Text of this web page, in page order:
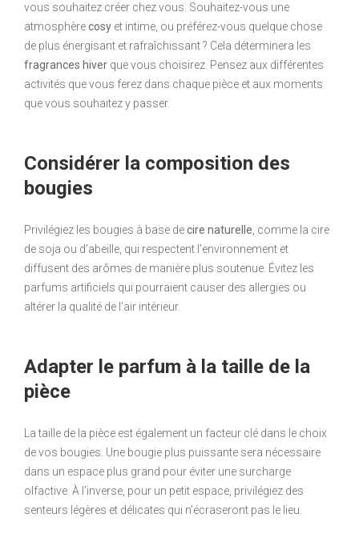
vous souhaitez créer chez vous. Souhaitez-vous une
atmosphèrecosy et intime, ou préférez-vous quelque chose
de plus énergisant et rafraîchissant ? Cela déterminera les
fragrances hiver que vous choisirez. Pensez aux différentes
activités que vous ferez dans chaque pièce et aux moments
que vous souhaitez y passer.
Considérer la composition des
bougies
Privilégiez les bougies à base decire naturelle , comme la cire
de soja ou d’abeille, qui respectent l’environnement et
diffusent des arômes de manière plus soutenue. Évitez les
parfums artificiels qui pourraient causer des allergies ou
altérer la qualité de l’air intérieur.
Adapter le parfum à la taille de la
pièce
La taille de la pièce est également un facteur clé dans le choix
de vos bougies. Une bougie plus puissante sera nécessaire
dans un espace plus grand pour éviter une surcharge
olfactive. À l’inverse, pour un petit espace, privilégiez des
senteurs légères et délicates qui n’écraseront pas le lieu.